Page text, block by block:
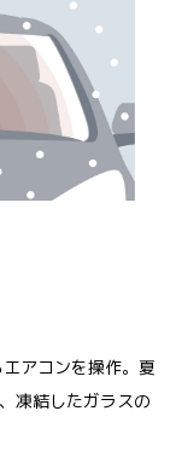
アコンを操作。夏
凍結したガラスの